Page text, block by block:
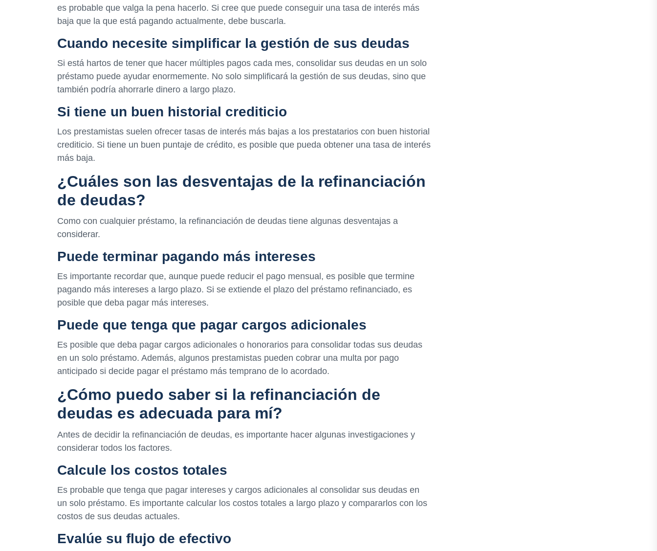
es probable que valga la pena hacerlo. Si cree que puede conseguir una tasa de interés más
baja que la que está pagando actualmente, debe buscarla.
Cuando necesite simplificar la gestión de sus deudas
Si está hartos de tener que hacer múltiples pagos cada mes, consolidar sus deudas en un solo
préstamo puede ayudar enormemente. No solo simplificará la gestión de sus deudas, sino que
también podría ahorrarle dinero a largo plazo.
Si tiene un buen historial crediticio
Los prestamistas suelen ofrecer tasas de interés más bajas a los prestatarios con buen historial
crediticio. Si tiene un buen puntaje de crédito, es posible que pueda obtener una tasa de interés
más baja.
¿Cuáles son las desventajas de la refinanciación
de deudas?
Como con cualquier préstamo, la refinanciación de deudas tiene algunas desventajas a
considerar.
Puede terminar pagando más intereses
Es importante recordar que, aunque puede reducir el pago mensual, es posible que termine
pagando más intereses a largo plazo. Si se extiende el plazo del préstamo refinanciado, es
posible que deba pagar más intereses.
Puede que tenga que pagar cargos adicionales
Es posible que deba pagar cargos adicionales o honorarios para consolidar todas sus deudas
en un solo préstamo. Además, algunos prestamistas pueden cobrar una multa por pago
anticipado si decide pagar el préstamo más temprano de lo acordado.
¿Cómo puedo saber si la refinanciación de
deudas es adecuada para mí?
Antes de decidir la refinanciación de deudas, es importante hacer algunas investigaciones y
considerar todos los factores.
Calcule los costos totales
Es probable que tenga que pagar intereses y cargos adicionales al consolidar sus deudas en
un solo préstamo. Es importante calcular los costos totales a largo plazo y compararlos con los
costos de sus deudas actuales.
Evalúe su flujo de efectivo